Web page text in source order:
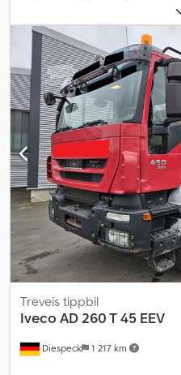
mekanisk, utslippsklasse:Euro 5
Diespeck 1 217 km
Treveis tippbil
IvecoAD 260 T 45 EEV